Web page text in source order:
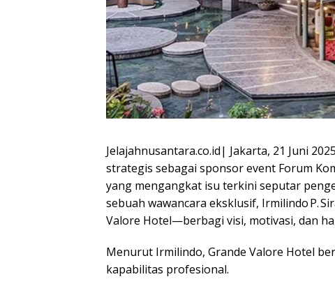
Jelajahnusantara.co.id| Jakarta, 21 Juni
strategis sebagai sponsor event Forum
yang mengangkat isu terkini seputar
sebuah wawancara eksklusif, Irmilindo P.
Valore Hotel—berbagi visi, motivasi, dan
Menurut Irmilindo, Grande Valore Hotel
kapabilitas profesional.